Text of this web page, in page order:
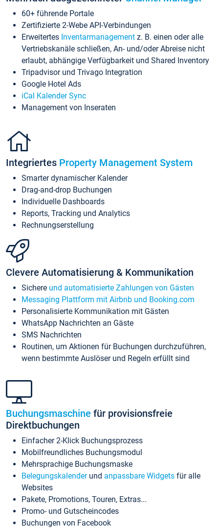
60+ führende Portale
Zertifizierte 2-Webe API-Verbindungen
Erweitertes Inventarmanagement z. B. einen oder alle
Vertriebskanäle schließen, An- und/oder Abreise nicht
erlaubt, abhängige Verfügbarkeit und Shared Inventory
Tripadvisor und Trivago Integration
Google Hotel Ads
iCal Kalender Sync
Management von Inseraten
Integriertes Property Management System
Smarter dynamischer Kalender
Drag-and-drop Buchungen
Individuelle Dashboards
Reports, Tracking und Analytics
Rechnungserstellung
Clevere Automatisierung & Kommunikation
Sichere und automatisierte Zahlungen von Gästen
Messaging Plattform mit Airbnb und Booking.com
Personalisierte Kommunikation mit Gästen
WhatsApp Nachrichten an Gäste
SMS Nachrichten
Routinen, um Aktionen für Buchungen durchzuführen,
wenn bestimmte Auslöser und Regeln erfüllt sind
Buchungsmaschine für provisionsfreie
Direktbuchungen
Einfacher 2-Klick Buchungsprozess
Mobilfreundliches Buchungsmodul
Mehrsprachige Buchungsmaske
Belegungskalenderund anpassbare Widgets für alle
Websites
Pakete, Promotions, Touren, Extras...
Promo- und Gutscheincodes
Buchungen von Facebook